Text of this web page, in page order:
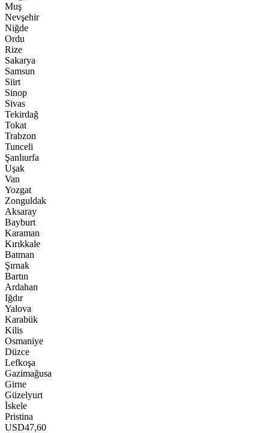
Muş
Nevşehir
Niğde
Ordu
Rize
Sakarya
Samsun
Siirt
Sinop
Sivas
Tekirdağ
Tokat
Trabzon
Tunceli
Şanlıurfa
Uşak
Van
Yozgat
Zonguldak
Aksaray
Bayburt
Karaman
Kırıkkale
Batman
Şırnak
Bartın
Ardahan
Iğdır
Yalova
Karabük
Kilis
Osmaniye
Düzce
Lefkoşa
Gazimağusa
Girne
Güzelyurt
İskele
Pristina
USD47,60